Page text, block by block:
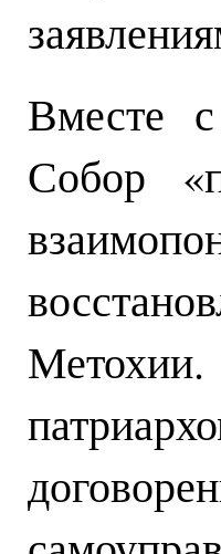
Вместе
Собор
Метохии.